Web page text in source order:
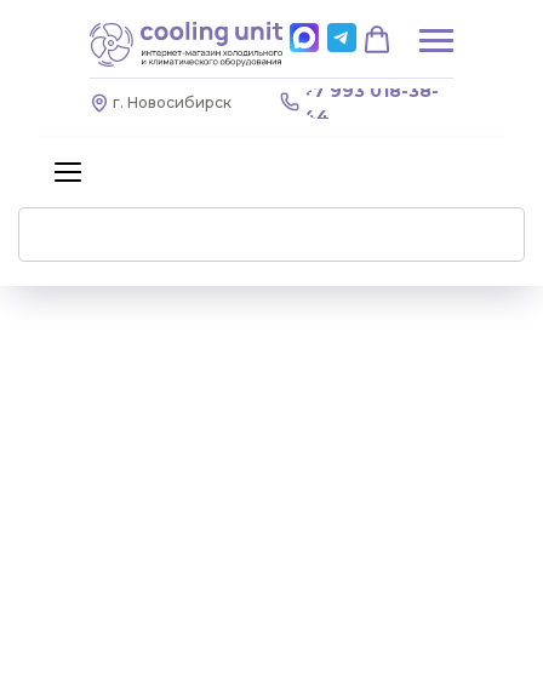
+7 993 018-38-
44
г. Новосибирск